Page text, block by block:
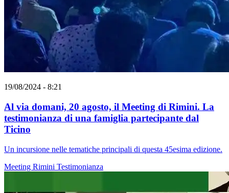
19/08/2024 - 8:21
Al via domani, 20 agosto, il Meeting di Rimini. La
testimonianza di una famiglia partecipante dal
Ticino
Un incursione nelle tematiche principali di questa 45esima edizione.
Meeting Rimini Testimonianza